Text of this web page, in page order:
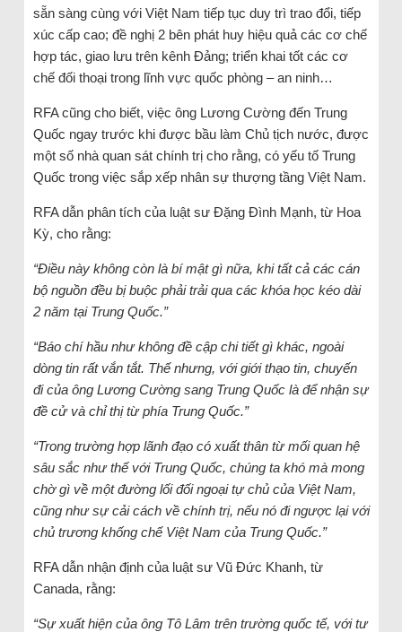
sẵn sàng cùng với Việt Nam tiếp tục duy trì trao đổi, tiếp
xúc cấp cao; đề nghị 2 bên phát huy hiệu quả các cơ chế
hợp tác, giao lưu trên kênh Đảng; triển khai tốt các cơ
chế đối thoại trong lĩnh vực quốc phòng – an ninh…
RFA cũng cho biết, việc ông Lương Cường đến Trung
Quốc ngay trước khi được bầu làm Chủ tịch nước, được
một số nhà quan sát chính trị cho rằng, có yếu tố Trung
Quốc trong việc sắp xếp nhân sự thượng tầng Việt Nam.
RFA dẫn phân tích của luật sư Đặng Đình Mạnh, từ Hoa
Kỳ, cho rằng:
“Điều này không còn là bí mật gì nữa, khi tất cả các cán
bộ nguồn đều bị buộc phải trải qua các khóa học kéo dài
2 năm tại Trung Quốc.”
“Báo chí hầu như không đề cập chi tiết gì khác, ngoài
dòng tin rất vắn tắt. Thế nhưng, với giới thạo tin, chuyến
đi của ông Lương Cường sang Trung Quốc là để nhận sự
đề cử và chỉ thị từ phía Trung Quốc.”
“Trong trường hợp lãnh đạo có xuất thân từ mối quan hệ
sâu sắc như thế với Trung Quốc, chúng ta khó mà mong
chờ gì về một đường lối đối ngoại tự chủ của Việt Nam,
cũng như sự cải cách về chính trị, nếu nó đi ngược lại với
chủ trương khống chế Việt Nam của Trung Quốc.”
RFA dẫn nhận định của luật sư Vũ Đức Khanh, từ
Canada, rằng:
“Sự xuất hiện của ông Tô Lâm trên trường quốc tế, với tư